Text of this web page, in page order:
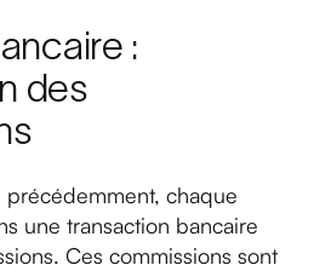
:
des
chaque
une transaction bancaire
Ces commissions sont